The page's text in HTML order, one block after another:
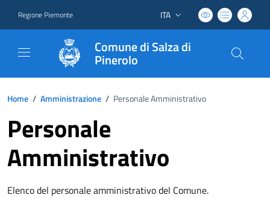
Regione Piemonte Lingua attiva:
ITA
Comune di Salza di
Pinerolo
Home / Amministrazione / Personale Amministrativo
Personale
Amministrativo
Elenco del personale amministrativo del Comune.